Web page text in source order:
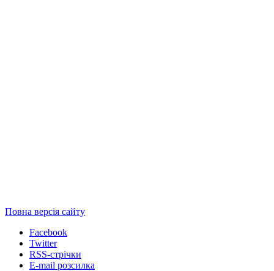
Повна версія сайту
Facebook
Twitter
RSS-стрічки
E-mail розсилка